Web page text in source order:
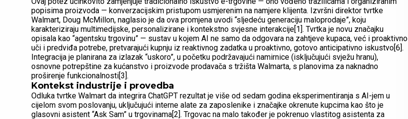
popisima proizvoda — konverzacijskim pristupom usmjerenim na namjere klijenta. Izvršni direktor tvrtke
Walmart, Doug McMillon, naglasio je da ova promjena uvodi “sljedeću generaciju maloprodaje”, koju
karakteriziraju multimedijske, personalizirane i kontekstno svjesne interakcije[1]. Tvrtka je novu značajku
opisala kao “agentsku trgovinu” — sustav u kojem AI ne samo da odgovara na zahtjeve kupaca, već i proaktivno
uči i predviđa potrebe, pretvarajući kupnju iz reaktivnog zadatka u proaktivno, gotovo anticipativno iskustvo[6].
Integracija je planirana za izlazak “uskoro”, u početku podržavajući namirnice (isključujući svježu hranu),
osnovne potrepštine za kućanstvo i proizvode prodavača s tržišta Walmarta, s planovima za naknadno
proširenje funkcionalnosti[3].
Kontekst industrije i provedba
Odluka tvrtke Walmart da integrira ChatGPT rezultat je više od sedam godina eksperimentiranja s AI-jem u
cijelom svom poslovanju, uključujući interne alate za zaposlenike i značajke okrenute kupcima kao što je
glasovni asistent “Ask Sam” u trgovinama[2]. Trgovac na malo također je pokrenuo vlastitog asistenta za